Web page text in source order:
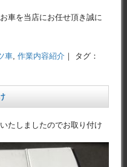
車を当店にお任せ頂き誠に
車, 作業内容紹介 ｜ タグ：
たしましたのでお取り付け